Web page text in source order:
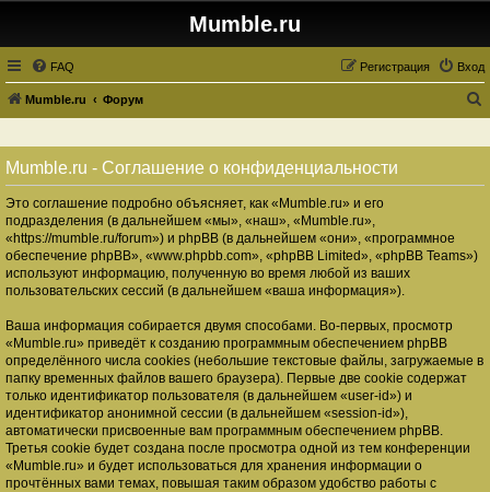
Mumble.ru
FAQ Вход
Регистрация
Mumble.ru Форум
и
Mumble.ru - Соглашение о конфиденциальности
Это соглашение подробно объясняет, как «Mumble.ru» и его
подразделения (в дальнейшем «мы», «наш», «Mumble.ru»,
«https://mumble.ru/forum») и phpBB (в дальнейшем «они», «программное
обеспечение phpBB», «www.phpbb.com», «phpBB Limited», «phpBB Teams»)
используют информацию, полученную во время любой из ваших
пользовательских сессий (в дальнейшем «ваша информация»).
Ваша информация собирается двумя способами. Во-первых, просмотр
«Mumble.ru» приведёт к созданию программным обеспечением phpBB
определённого числа cookies (небольшие текстовые файлы, загружаемые в
папку временных файлов вашего браузера). Первые две cookie содержат
только идентификатор пользователя (в дальнейшем «user-id») и
идентификатор анонимной сессии (в дальнейшем «session-id»),
автоматически присвоенные вам программным обеспечением phpBB.
Третья cookie будет создана после просмотра одной из тем конференции
«Mumble.ru» и будет использоваться для хранения информации о
прочтённых вами темах, повышая таким образом удобство работы с